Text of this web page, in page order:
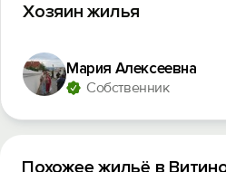
Хозяин жилья
Мария Алексеевна
Собственник
Похожее жильё в